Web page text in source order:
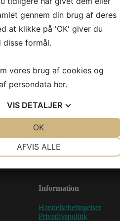
Information
Handelsebetingelser
Privatlivspolitik
gennem din brug af deres
at klikke på 'OK' giver du
disse formål.
vores brug af cookies og
persondata her.
VIS DETALJER
AFVIS ALLE
OK